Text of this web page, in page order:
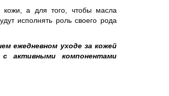
кожи, а для того, чтобы масла
исполнять роль своего рода
ежедневном уходе за кожей
активными компонентами